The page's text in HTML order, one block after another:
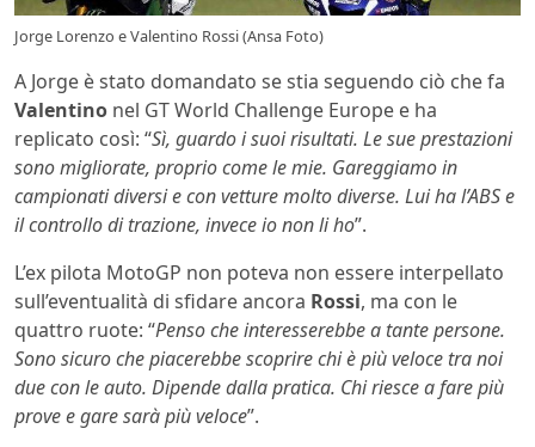
Jorge Lorenzo e Valentino Rossi (Ansa Foto)
A Jorge è stato domandato se stia seguendo ciò che fa
Valentino nel GT World Challenge Europe e ha
replicato così: “Sì, guardo i suoi risultati. Le sue prestazioni
sono migliorate, proprio come le mie. Gareggiamo in
campionati diversi e con vetture molto diverse. Lui ha l’ABS e
il controllo di trazione, invece io non li ho”.
L’ex pilota MotoGP non poteva non essere interpellato
sull’eventualità di sfidare ancora Rossi, ma con le
quattro ruote: “Penso che interesserebbe a tante persone.
Sono sicuro che piacerebbe scoprire chi è più veloce tra noi
due con le auto. Dipende dalla pratica. Chi riesce a fare più
prove e gare sarà più veloce”.